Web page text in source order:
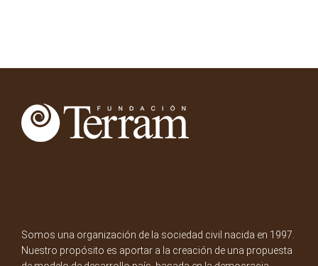
Somos una organización de la sociedad civil nacida en 1997.
Nuestro propósito es aportar a la creación de una propuesta